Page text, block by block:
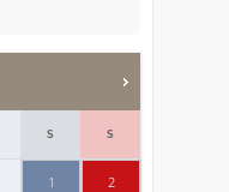
S S
1 2